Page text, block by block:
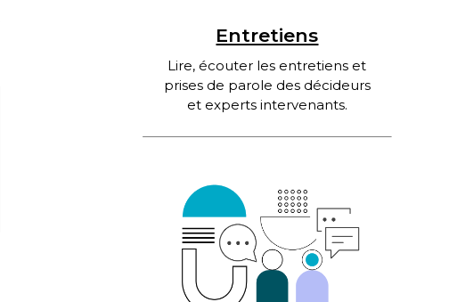
Entretiens
Lire, écouter les entretiens et
prises de parole des décideurs
et experts intervenants.